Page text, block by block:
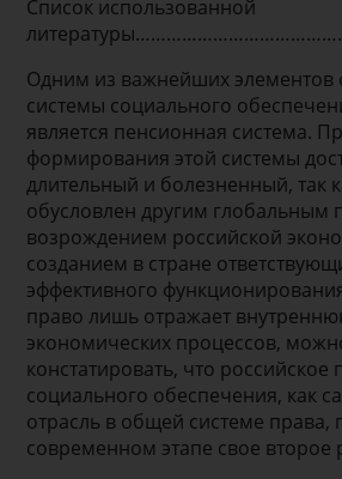
Список использованной
Одним из важнейших элементов
системы социального
является пенсионная система.
формирования этой системы
длительный и болезненный, так
обусловлен другим глобальным
возрождением российской
созданием в стране
эффективного
право лишь отражает
экономических процессов,
констатировать, что российское
социального обеспечения, как
отрасль в общей системе права,
современном этапе свое второе